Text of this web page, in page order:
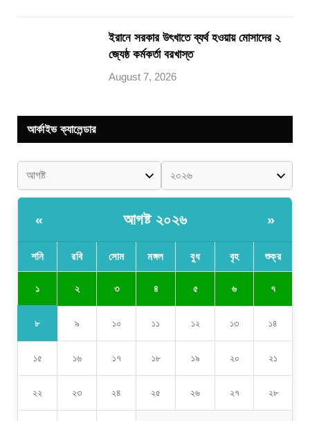
ইরানে সরকার উৎখাতে ব্যর্থ হওয়ায় মোসাদের ২
জ্যেষ্ঠ কর্মকর্তা বরখাস্ত
August 7, 2026
আর্কাইভ ক্যালেন্ডার
« আগষ্ট ২০২৬ »
শনি রবি সোম মঙ্গল বুধ বৃহ শুক্র
১ ২ ৩ ৪ ৫ ৬ ৭
৮ ৯ ১০ ১১ ১২ ১৩ ১৪
১৫ ১৬ ১৭ ১৮ ১৯ ২০ ২১
২২ ২৩ ২৪ ২৫ ২৬ ২৭ ২৮